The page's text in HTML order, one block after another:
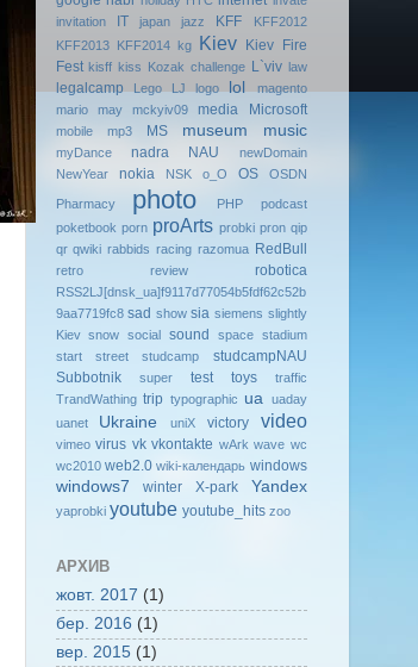
invitation
IT japan jazz KFF
KFF2012
KFF2013
KFF2014 kg Kiev Kiev Fire
Fest kisff kiss Kozak challenge L`viv law
legalcamp Lego LJ logo lol
magento
mario
may mckyiv09 media Microsoft
mobile mp3 MS museum music
myDance nadra NAU
newDomain
NewYear
nokia NSK o_O OS OSDN
Pharmacy photo PHP
podcast
poketbook porn proArts probki pron qip
qr qwiki rabbids racing razomua RedBull
retro review robotica
RSS2LJ[dnsk_ua]f9117d77054b5fdf62c52b
9aa7719fc8 sad show sia siemens slightly
Kiev snow social sound space
stadium
start
street studcamp
studcampNAU
Subbotnik
super test toys
traffic
TrandWathing trip typographic ua
uaday
uanet
Ukraine uniX victory video
vimeo virus vk vkontakte wArk wave wc
wc2010 web2.0 wiki-календарь windows
windows7 winter X-park Yandex
yaprobki youtube youtube_hits zoo
АРХИВ
жовт. 2017 (1)
бер. 2016 (1)
вер. 2015(1)